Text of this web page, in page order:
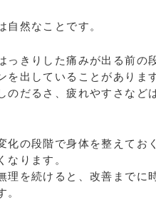
自然なことです。
っきりした痛みが出る前の
を出していることがありま
のだるさ、疲れやすさなど
化の段階で身体を整えてお
なります。
理を続けると、改善までに
。